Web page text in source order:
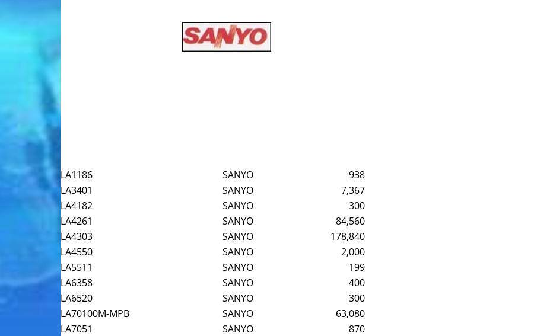
LA1186 SANYO
938
LA3401
SANYO
7,367
LA4182
SANYO
300
LA4261
SANYO
84,560
LA4303
SANYO
178,840
LA4550
SANYO
2,000
LA5511
SANYO
199
LA6358
SANYO
400
LA6520
SANYO
300
LA70100M-MPB
SANYO
63,080
LA7051
SANYO
870